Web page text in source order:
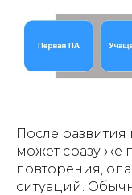
После развития
может сразу же
повторения,
ситуаций.